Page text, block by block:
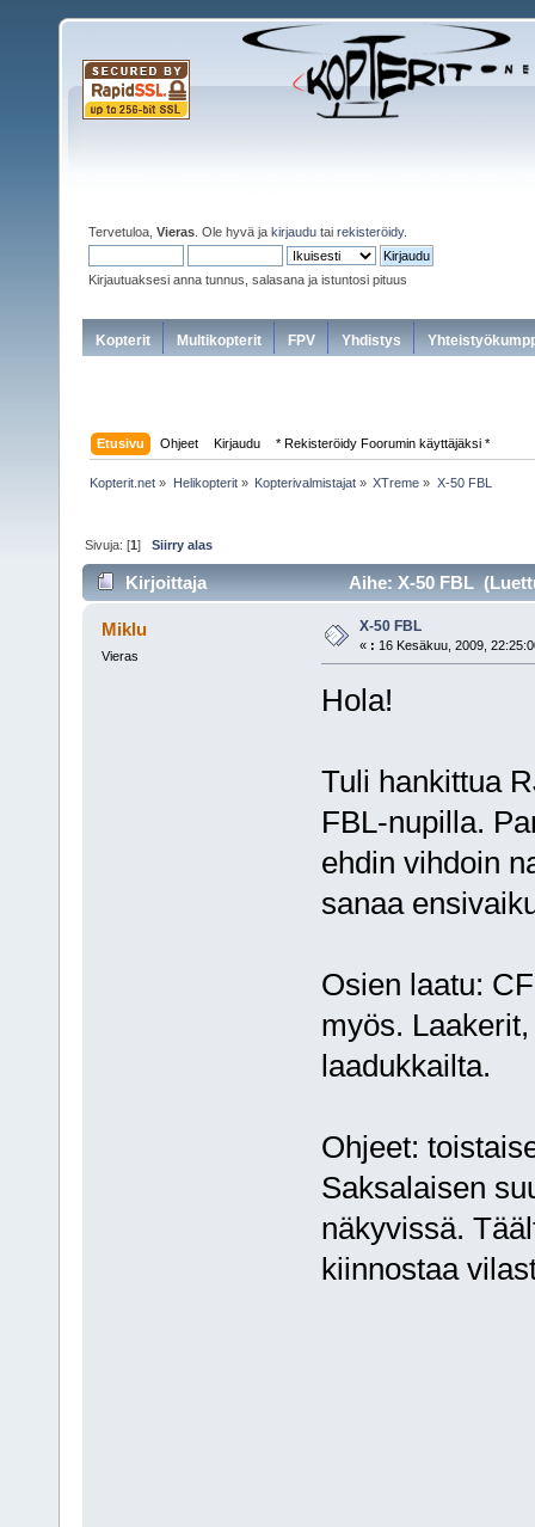
Tervetuloa, Vieras . Ole hyvä ja kirjaudu tai rekisteröidy.
Kirjautuaksesi anna tunnus, salasana ja istuntosi pituus
Kopterit Multikopterit FPV Yhdistys
Etusivu Ohjeet Kirjaudu * Rekisteröidy Foorumin käyttäjäksi *
Kopterit.net » Helikopterit» Kopterivalmistajat» XTreme » X-50 FBL
Sivuja: [1]Siirry alas
Kirjoittaja Aihe: X-50 FBL
Miklu
Vieras
X-50 FBL
« : 16 Kesäkuu, 2009,
Hola!
Tuli hankittua
FBL-nupilla.
ehdin vihdoin
sanaa
Osien laatu:
myös.
laadukkailta.
Ohjeet:
Saksalaisen
näkyvissä.
kiinnostaa